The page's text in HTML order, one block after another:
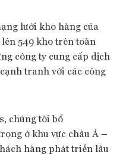
lưới kho hàng của
549 kho trên toàn
công ty cung cấp dịch
tranh với các công
chúng tôi bổ
ở khu vực châu Á –
hàng phát triển lâu